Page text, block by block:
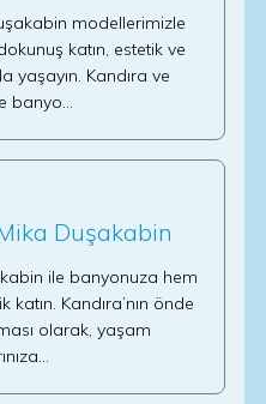
modellerimizle
katın, estetik ve
yaşayın. Kandıra ve
banyo…
Duşakabin
ile banyonuza hem
katın. Kandıra’nın önde
olarak, yaşam